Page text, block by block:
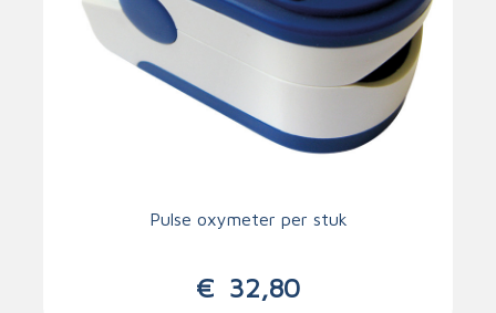
Pulse oxymeter per stuk
€ 32,80